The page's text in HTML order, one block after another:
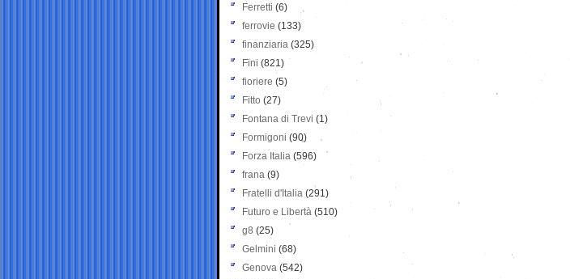
Ferretti (6)
ferrovie (133)
finanziaria (325)
Fini (821)
fioriere (5)
Fitto (27)
Fontana di Trevi (1)
Formigoni (90)
Forza Italia (596)
frana (9)
Fratelli d'Italia (291)
Futuro e Libertà (510)
g8 (25)
Gelmini (68)
Genova (542)